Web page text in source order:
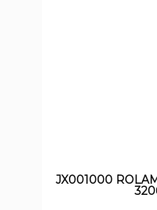
JX001000